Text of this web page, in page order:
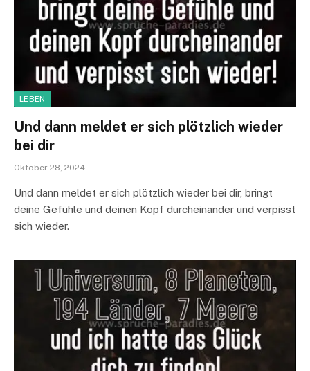
LEBEN
Und dann meldet er sich plötzlich wieder
bei dir
Oktober 28, 2024
Und dann meldet er sich plötzlich wieder bei dir, bringt
deine Gefühle und deinen Kopf durcheinander und verpisst
sich wieder.